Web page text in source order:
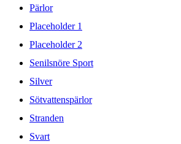
Pärlor
Placeholder 1
Placeholder 2
Senilsnöre Sport
Silver
Sötvattenspärlor
Stranden
Svart